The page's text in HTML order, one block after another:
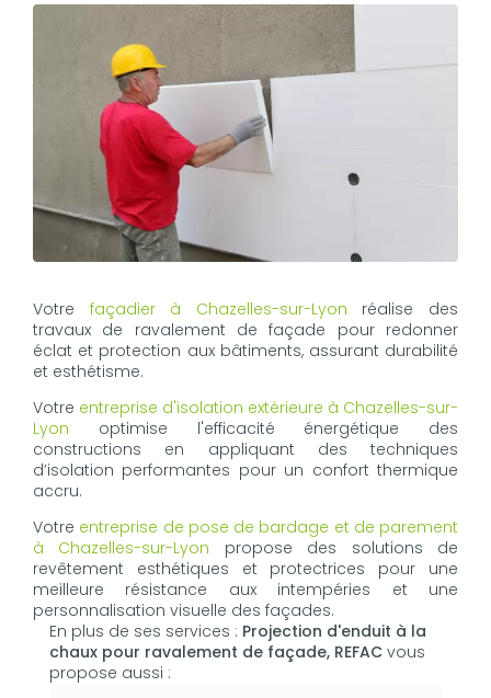
Votre façadier à Chazelles-sur-Lyon réalise des
travaux de ravalement de façade pour redonner
éclat et protection aux bâtiments, assurant durabilité
et esthétisme.
Votre entreprise d'isolation extérieure à Chazelles-sur-
Lyon optimise l'efficacité énergétique des
constructions en appliquant des techniques
d’isolation performantes pour un confort thermique
accru.
Votre entreprise de pose de bardage et de parement
à Chazelles-sur-Lyon propose des solutions de
revêtement esthétiques et protectrices pour une
meilleure résistance aux intempéries et une
personnalisation visuelle des façades.
En plus de ses services : Projection d'enduit à la
chaux pour ravalement de façade, REFAC vous
propose aussi :